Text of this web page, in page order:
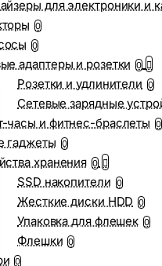
для электроники и
0
0
адаптеры и розетки 0
Розетки и удлинители 0
Сетевые зарядные
часы и фитнес-браслеты 0
гаджеты 0
хранения 0
SSD накопители 0
Жесткие диски HDD 0
Упаковка для флешек 0
Флешки 0
0